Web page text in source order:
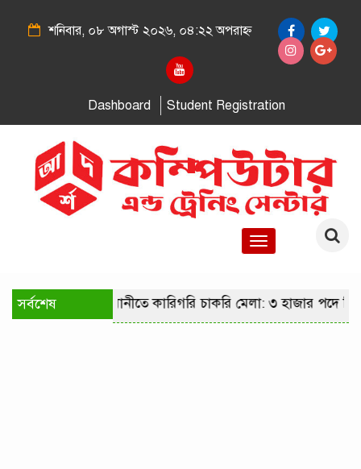
শনিবার, ০৮ অগাস্ট ২০২৬, ০৪:২২ অপরাহ্ন
Dashboard Student Registration
Toggle
সর্বশেষ রাজধানীতে কারিগরি চাকরি মেলা: ৩ হাজার পদে